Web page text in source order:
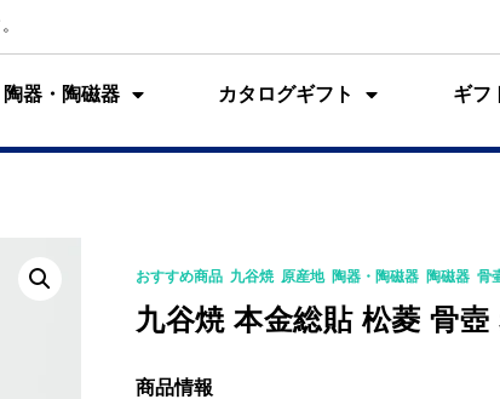
陶器・陶磁器 カタログギフト ギフ
おすすめ商品 九谷焼, 原産地, 陶器・陶磁器 陶磁器 骨
九谷焼 本金総貼 松菱 骨壺
商品情報